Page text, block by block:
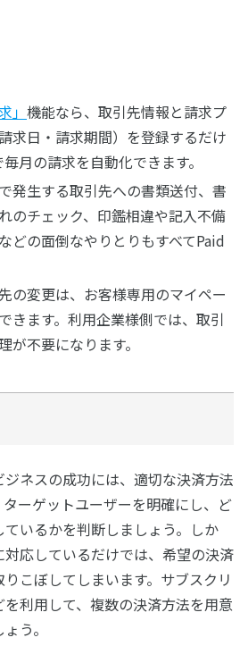
」 機能なら、取引先情報と請求プ
求日・請求期間）を登録するだけ
月の請求を自動化できます。
発生する取引先への書類送付、書
のチェック、印鑑相違や記入不備
どの面倒なやりとりもすべてPaid
の変更は、お客様専用のマイペー
きます。利用企業様側では、取引
が不要になります。
ネスの成功には、適切な決済方法
ーゲットユーザーを明確にし、ど
いるかを判断しましょう。しか
対応しているだけでは、希望の決済
こぼしてしまいます。サブスクリ
利用して、複数の決済方法を用意
う。